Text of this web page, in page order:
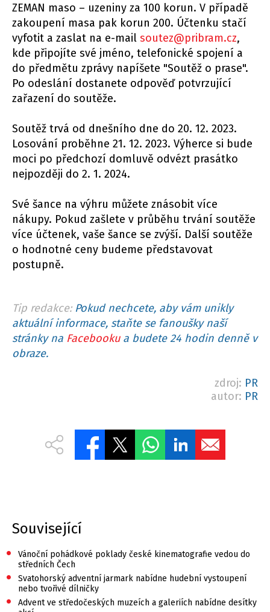
ZEMAN maso – uzeniny za 100 korun. V případě
zakoupení masa pak korun 200. Účtenku stačí
vyfotit a zaslat na e-mail soutez@pribram.cz,
kde připojíte své jméno, telefonické spojení a
do předmětu zprávy napíšete "Soutěž o prase".
Po odeslání dostanete odpověď potvrzující
zařazení do soutěže.
Soutěž trvá od dnešního dne do 20. 12. 2023.
Losování proběhne 21. 12. 2023. Výherce si bude
moci po předchozí domluvě odvézt prasátko
nejpozději do 2. 1. 2024.
Své šance na výhru můžete znásobit více
nákupy. Pokud zašlete v průběhu trvání soutěže
více účtenek, vaše šance se zvýší. Další soutěže
o hodnotné ceny budeme představovat
postupně.
Tip redakce: Pokud nechcete, aby vám unikly
aktuální informace, staňte se fanoušky naší
stránky na Facebookua budete 24 hodin denně v
obraze.
zdroj: PR
autor: PR
Související
•
Vánoční pohádkové poklady české kinematografie vedou do
středních Čech
•
Svatohorský adventní jarmark nabídne hudební vystoupení
nebo tvořivé dílničky
•
Advent ve středočeských muzeích a galeriích nabídne desítky